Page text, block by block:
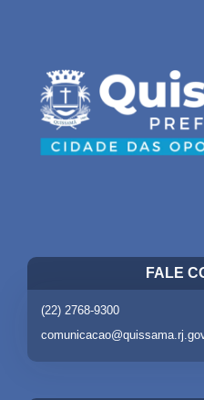
FALE
(22) 2768-9300